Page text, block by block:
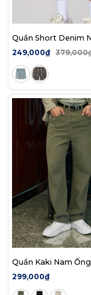
Quần Short Denim
Bermuda Light-
249,000₫
Quần Kaki Nam
Street-Style Logo
Dyed Form Baggy
299,000₫